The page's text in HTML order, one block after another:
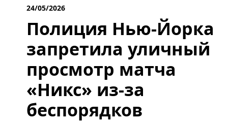
24/05/2026
Полиция Нью-Йорка
запретила уличный
просмотр матча
«Никс» из-за
беспорядков